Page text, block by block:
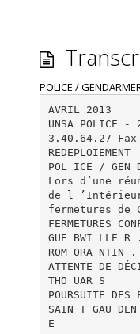
POLICE /
AVRIL 2013
UNSA
3.40.64.27
REDEPLOIEMENT
POL ICE / GEN
Lors d’une
de l ’Intérieur
fermetures de
FERMETURES
GUE BWI LLE
ROM ORA NTIN .
ATTENTE DE
THO UAR S
POURSUITE DES
SAIN T GAU
E